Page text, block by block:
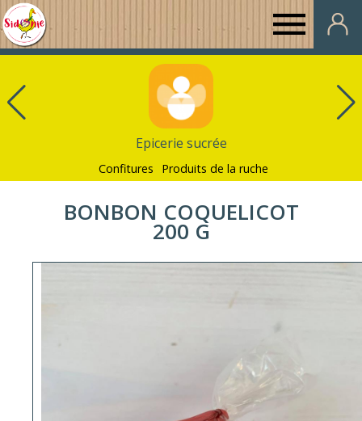
Au
Epicerie sucrée
Confitures Produits de la ruche
BONBON COQUELICOT
200 G